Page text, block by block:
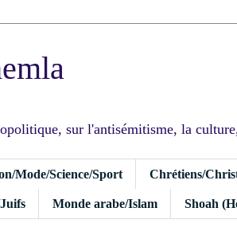
sur l'antisémitisme, la
Mode/Science/Sport Chrétiens/
Monde arabe/Islam Shoah